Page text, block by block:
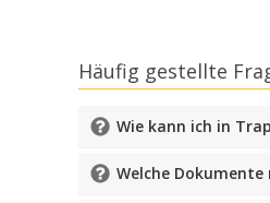
Häufig gestellte
Wie kann ich in
Welche